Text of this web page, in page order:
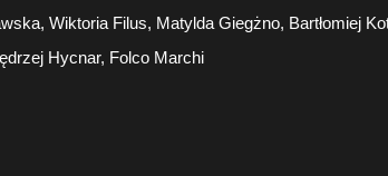
Wiktoria Filus, Matylda Giegżno, Bartłomiej
Hycnar, Folco Marchi